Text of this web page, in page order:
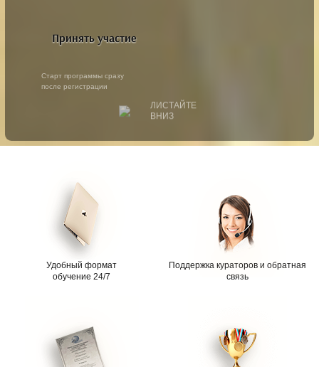
Принять участие
Старт программы сразу
после регистрации
ЛИСТАЙТЕ
Удобный формат
обучение 24/7
Поддержка кураторов и обратная
связь